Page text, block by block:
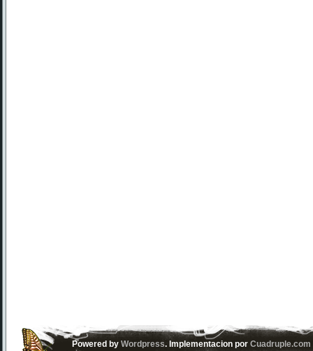
Powered byWordpress. Implementacion porCuadruple.com